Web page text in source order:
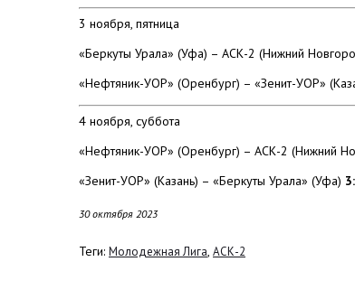
3 ноября, пятница
«Беркуты Урала» (Уфа) – АСК-2 (Нижний
«Нефтяник-УОР» (Оренбург) – «Зенит-УОР»
4 ноября, суббота
«Нефтяник-УОР» (Оренбург) – АСК-2 (Нижний
«Зенит-УОР» (Казань) – «Беркуты Урала» (Уфа)
30 октября 2023
Теги: Молодежная Лига, АСК-2